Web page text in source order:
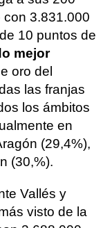
3.831.000
10 puntos de
mejor
oro del
las franjas
los ámbitos
en
(29,4%),
(30,%).
Vallés y
visto de la